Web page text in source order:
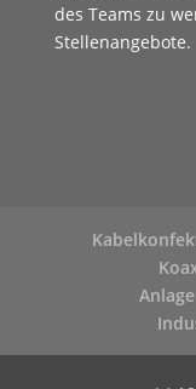
des Teams zu
Stellenangebote.